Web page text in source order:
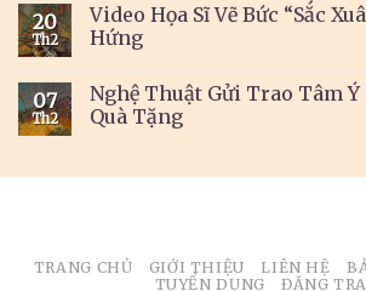
20
Th2
Video Họa Sĩ Vẽ Bức “Sắc
Hứng
07
Th2
Nghệ Thuật Gửi Trao Tâm
Quà Tặng
TRANG CHỦ GIỚI THIỆU LIÊN HỆ
TUYỂN DỤNG
ĐĂNG